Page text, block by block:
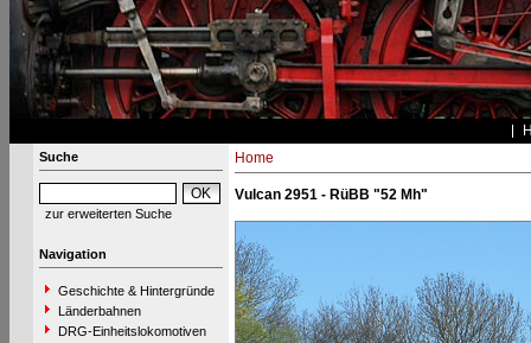
Suche
zur erweiterten Suche
Navigation
Geschichte & Hintergründe
Länderbahnen
DRG-Einheitslokomotiven
Home
Vulcan 2951 - RüBB "52 Mh"